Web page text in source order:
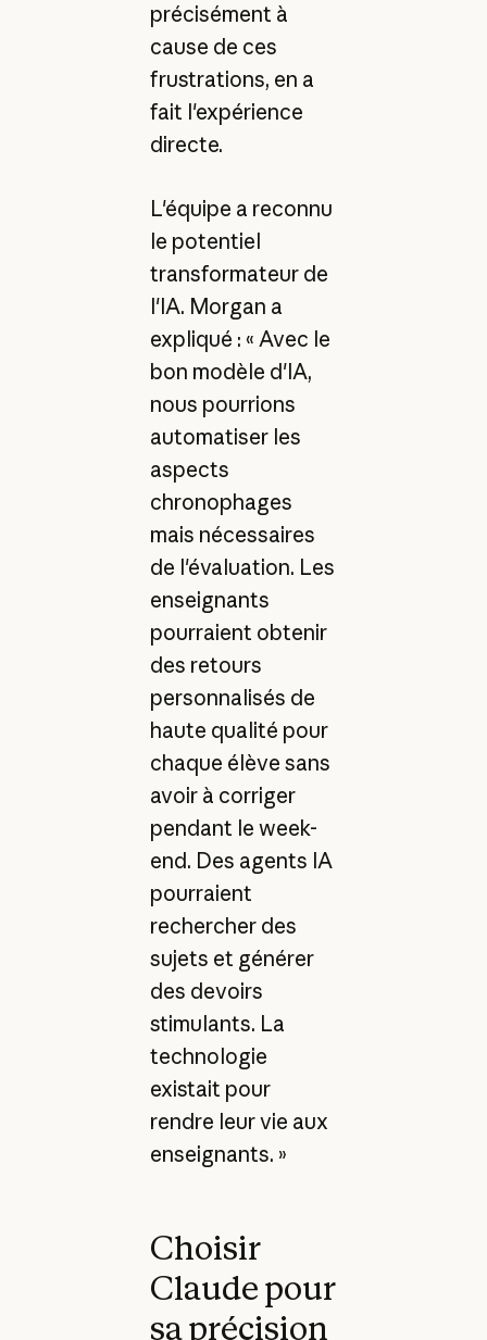
précisément à
cause de ces
frustrations, en a
fait l'expérience
directe.
L'équipe a reconnu
le potentiel
transformateur de
l'IA. Morgan a
expliqué : « Avec le
bon modèle d'IA,
nous pourrions
automatiser les
aspects
chronophages
mais nécessaires
de l'évaluation. Les
enseignants
pourraient obtenir
des retours
personnalisés de
haute qualité pour
chaque élève sans
avoir à corriger
pendant le week-
end. Des agents IA
pourraient
rechercher des
sujets et générer
des devoirs
stimulants. La
technologie
existait pour
rendre leur vie aux
enseignants. »
Choisir
Claude pour
sa précision